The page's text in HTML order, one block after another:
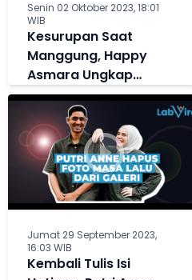
Senin 02 Oktober 2023, 18:01
WIB
Kesurupan Saat
Manggung, Happy
Asmara Ungkap
Kedekatannya dengan
Makhluk Halus
Jumat 29 September 2023,
16:03 WIB
Kembali Tulis Isi